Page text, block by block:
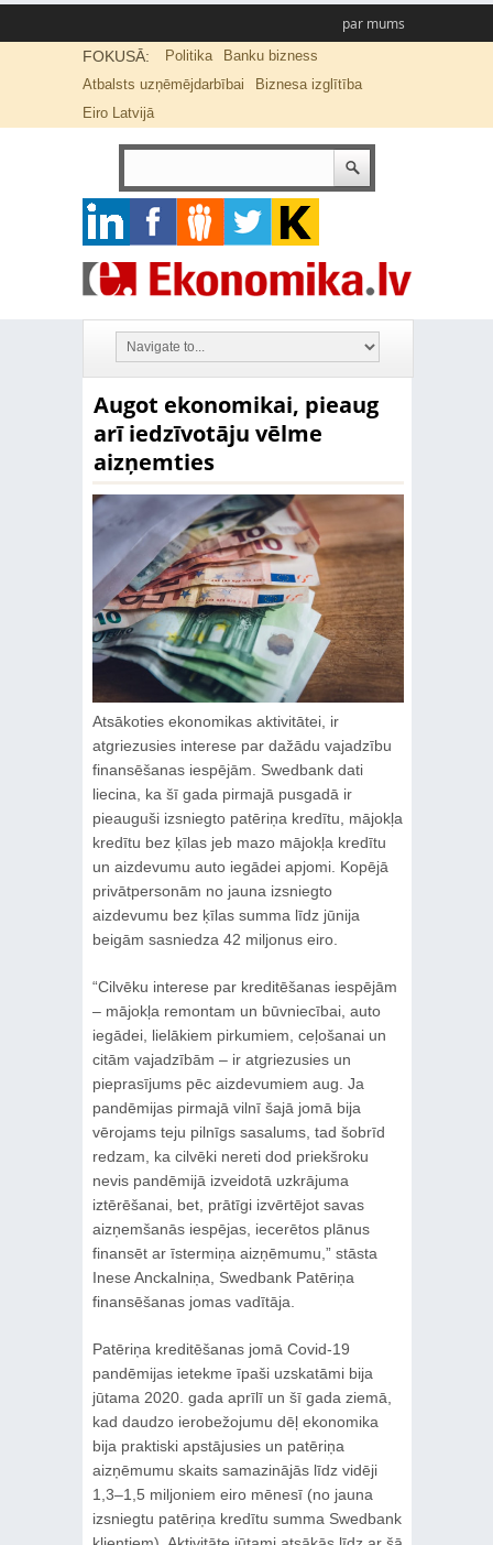
par mums
FOKUSĀ: Politika
Banku bizness
Atbalsts uzņēmējdarbībai
Biznesa izglītība
Eiro Latvijā
Augot ekonomikai, pieaug
arī iedzīvotāju vēlme
aizņemties
Atsākoties ekonomikas aktivitātei, ir
atgriezusies interese par dažādu vajadzību
finansēšanas iespējām. Swedbank dati
liecina, ka šī gada pirmajā pusgadā ir
pieauguši izsniegto patēriņa kredītu, mājokļa
kredītu bez ķīlas jeb mazo mājokļa kredītu
un aizdevumu auto iegādei apjomi. Kopējā
privātpersonām no jauna izsniegto
aizdevumu bez ķīlas summa līdz jūnija
beigām sasniedza 42 miljonus eiro.
“Cilvēku interese par kreditēšanas iespējām
– mājokļa remontam un būvniecībai, auto
iegādei, lielākiem pirkumiem, ceļošanai un
citām vajadzībām – ir atgriezusies un
pieprasījums pēc aizdevumiem aug. Ja
pandēmijas pirmajā vilnī šajā jomā bija
vērojams teju pilnīgs sasalums, tad šobrīd
redzam, ka cilvēki nereti dod priekšroku
nevis pandēmijā izveidotā uzkrājuma
iztērēšanai, bet, prātīgi izvērtējot savas
aizņemšanās iespējas, iecerētos plānus
finansēt ar īstermiņa aizņēmumu,” stāsta
Inese Anckalniņa, Swedbank Patēriņa
finansēšanas jomas vadītāja.
Patēriņa kreditēšanas jomā Covid-19
pandēmijas ietekme īpaši uzskatāmi bija
jūtama 2020. gada aprīlī un šī gada ziemā,
kad daudzo ierobežojumu dēļ ekonomika
bija praktiski apstājusies un patēriņa
aizņēmumu skaits samazinājās līdz vidēji
1,3–1,5 miljoniem eiro mēnesī (no jauna
izsniegtu patēriņa kredītu summa Swedbank